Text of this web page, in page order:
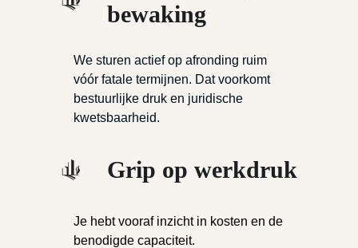
bewaking
We sturen actief op afronding ruim
vóór fatale termijnen. Dat voorkomt
bestuurlijke druk en juridische
kwetsbaarheid.
Grip op werkdruk
Je hebt vooraf inzicht in kosten en de
benodigde capaciteit.